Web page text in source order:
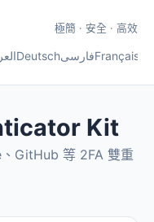
極簡 · 安全 · 高效
DeutschفارسیFrançais
Kit
GitHub 等 2FA 雙重